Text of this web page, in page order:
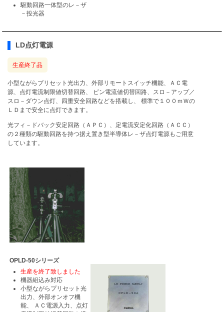
駆動回路一体型のレ－ザ
－投光器
LD点灯電源
生産終了品
小型ながらプリセット光出力、外部リモートスイッチ機能、ＡＣ電
源、点灯電流制限値切替回路、 ピン電流値切替回路、スロ－アップ／
スロ－ダウン点灯、四重安全回路などを搭載し、 標準で１００ｍＷの
ＬＤまで安全に点灯できます。
光フィ－ドバック安定回路（ＡＰＣ）、定電流安定化回路（ＡＣＣ）
の２種類の駆動回路を持つ据え置き型半導体レ－ザ点灯電源もご用意
しています。
OPLD-50シリーズ
生産を終了致しました
機器組込み対応
小型ながらプリセット光
出力、外部オンオフ機
能、 ＡＣ電源入力、点灯